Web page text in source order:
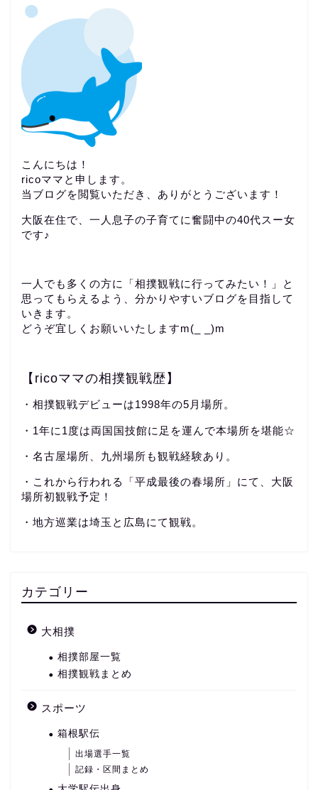
こんにちは！
ricoママと申します。
当ブログを閲覧いただき、ありがとうございます！
大阪在住で、一人息子の子育てに奮闘中の40代スー女
です♪
一人でも多くの方に「相撲観戦に行ってみたい！」と
思ってもらえるよう、分かりやすいブログを目指して
いきます。
どうぞ宜しくお願いいたしますm(_ _)m
【ricoママの相撲観戦歴】
・相撲観戦デビューは1998年の5月場所。
・1年に1度は両国国技館に足を運んで本場所を堪能☆
・名古屋場所、九州場所も観戦経験あり。
・これから行われる「平成最後の春場所」にて、大阪
場所初観戦予定！
・地方巡業は埼玉と広島にて観戦。
カテゴリー
大相撲
相撲部屋一覧
相撲観戦まとめ
スポーツ
箱根駅伝
出場選手一覧
記録・区間まとめ